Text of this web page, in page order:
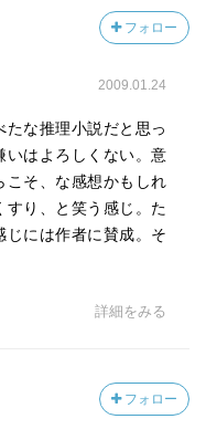
フォロー
2009.01.24
な推理小説だと思っ
いはよろしくない。意
こそ、な感想かもしれ
すり、と笑う感じ。た
じには作者に賛成。そ
詳細をみる
フォロー